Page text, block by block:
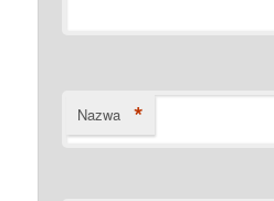
Nazwa *